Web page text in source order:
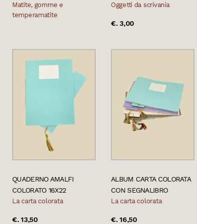
Matite, gomme e
temperamatite
Oggetti da scrivania
€. 3,00
QUADERNO AMALFI
COLORATO 16X22
La carta colorata
€. 13,50
ALBUM CARTA COLORATA
CON SEGNALIBRO
La carta colorata
€. 16,50